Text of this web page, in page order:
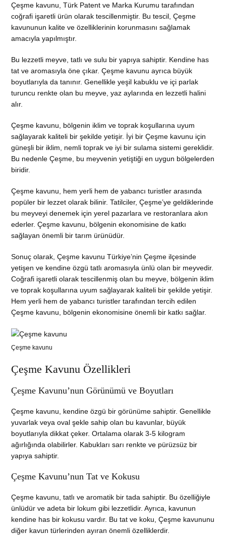
Çeşme kavunu, Türk Patent ve Marka Kurumu tarafından
coğrafi işaretli ürün olarak tescillenmiştir. Bu tescil, Çeşme
kavununun kalite ve özelliklerinin korunmasını sağlamak
amacıyla yapılmıştır.
Bu lezzetli meyve, tatlı ve sulu bir yapıya sahiptir. Kendine has
tat ve aromasıyla öne çıkar. Çeşme kavunu ayrıca büyük
boyutlarıyla da tanınır. Genellikle yeşil kabuklu ve içi parlak
turuncu renkte olan bu meyve, yaz aylarında en lezzetli halini
alır.
Çeşme kavunu, bölgenin iklim ve toprak koşullarına uyum
sağlayarak kaliteli bir şekilde yetişir. İyi bir Çeşme kavunu için
güneşli bir iklim, nemli toprak ve iyi bir sulama sistemi gereklidir.
Bu nedenle Çeşme, bu meyvenin yetiştiği en uygun bölgelerden
biridir.
Çeşme kavunu, hem yerli hem de yabancı turistler arasında
popüler bir lezzet olarak bilinir. Tatilciler, Çeşme’ye geldiklerinde
bu meyveyi denemek için yerel pazarlara ve restoranlara akın
ederler. Çeşme kavunu, bölgenin ekonomisine de katkı
sağlayan önemli bir tarım ürünüdür.
Sonuç olarak, Çeşme kavunu Türkiye’nin Çeşme ilçesinde
yetişen ve kendine özgü tatlı aromasıyla ünlü olan bir meyvedir.
Coğrafi işaretli olarak tescillenmiş olan bu meyve, bölgenin iklim
ve toprak koşullarına uyum sağlayarak kaliteli bir şekilde yetişir.
Hem yerli hem de yabancı turistler tarafından tercih edilen
Çeşme kavunu, bölgenin ekonomisine önemli bir katkı sağlar.
Çeşme kavunu
Çeşme Kavunu Özellikleri
Çeşme Kavunu’nun Görünümü ve Boyutları
Çeşme kavunu, kendine özgü bir görünüme sahiptir. Genellikle
yuvarlak veya oval şekle sahip olan bu kavunlar, büyük
boyutlarıyla dikkat çeker. Ortalama olarak 3-5 kilogram
ağırlığında olabilirler. Kabukları sarı renkte ve pürüzsüz bir
yapıya sahiptir.
Çeşme Kavunu’nun Tat ve Kokusu
Çeşme kavunu, tatlı ve aromatik bir tada sahiptir. Bu özelliğiyle
ünlüdür ve adeta bir lokum gibi lezzetlidir. Ayrıca, kavunun
kendine has bir kokusu vardır. Bu tat ve koku, Çeşme kavununu
diğer kavun türlerinden ayıran önemli özelliklerdir.